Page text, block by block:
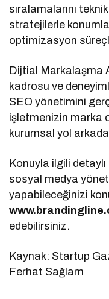
sıralamalarını
stratejilerle
optimizasyon
Dijtial Markalaşma
kadrosu ve
SEO yönetimini
işletmenizin marka
kurumsal yol
Konuyla ilgili detaylı
sosyal medya
yapabileceğinizi
edebilirsiniz.
Kaynak: Startup
Ferhat Sağlam